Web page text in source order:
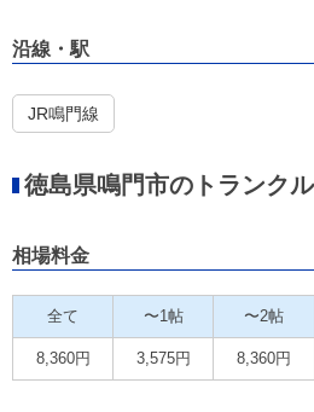
沿線・駅
JR鳴門線
徳島県鳴門市のトランク
相場料金
全て 〜1帖 〜2帖
8,360円 3,575円 8,360円